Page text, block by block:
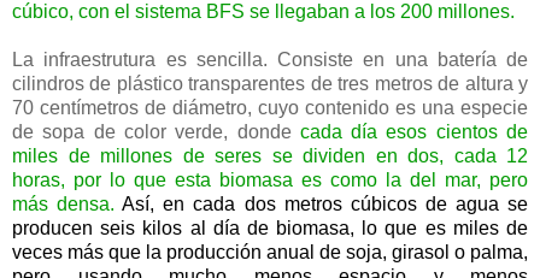
cúbico, con el sistema BFS se llegaban a los 200 millones.
La infraestrutura es sencilla. Consiste en una batería de
cilindros de plástico transparentes de tres metros de altura y
70 centímetros de diámetro, cuyo contenido es una especie
de sopa de color verde, donde cada día esos cientos de
miles de millones de seres se dividen en dos, cada 12
horas, por lo que esta biomasa es como la del mar, pero
más densa.Así, en cada dos metros cúbicos de agua se
producen seis kilos al día de biomasa, lo que es miles de
veces más que la producción anual de soja, girasol o palma,